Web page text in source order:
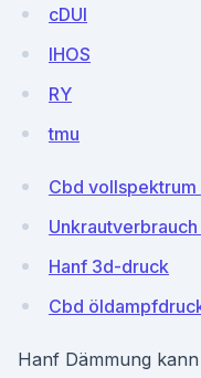
cDUl
lHOS
RY
tmu
Cbd
Hanf 3d-druck
Cbd
Hanf Dämmung